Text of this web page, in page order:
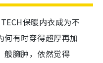
保暖内衣成为不
何有时穿得超厚再加
臃肿，依然觉得